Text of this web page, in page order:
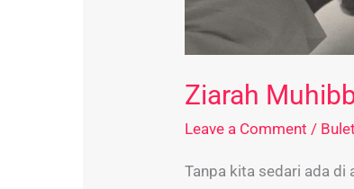
Ziarah
Leave a Comment /
Tanpa kita sedari ada di